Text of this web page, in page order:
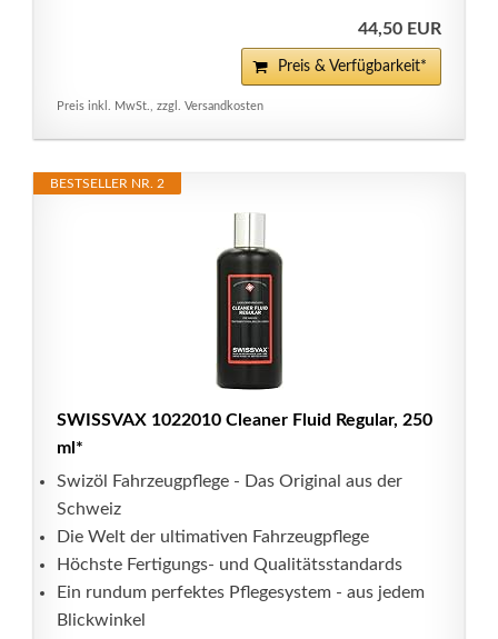
44,50 EUR
Preis & Verfügbarkeit*
Preis inkl. MwSt., zzgl. Versandkosten
BESTSELLER NR. 2
SWISSVAX 1022010 Cleaner Fluid Regular, 250
ml*
Swizöl Fahrzeugpflege - Das Original aus der
Schweiz
Die Welt der ultimativen Fahrzeugpflege
Höchste Fertigungs- und Qualitätsstandards
Ein rundum perfektes Pflegesystem - aus jedem
Blickwinkel